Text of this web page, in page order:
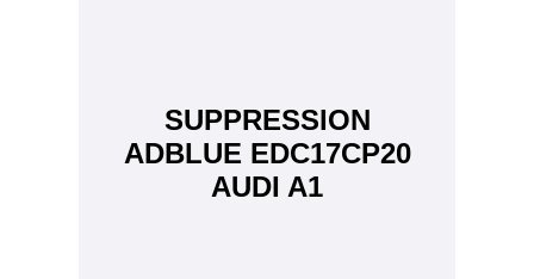
SUPPRESSION
ADBLUE EDC17CP20
AUDI A1